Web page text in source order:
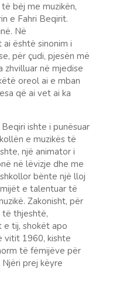
bëj me muzikën,
e Fahri Beqirit.
Në
është sinonim i
për çudi, pjesën më
zhvilluar në mjedise
oreol ai e mban
që ai vet ai ka
ishte i punësuar
e muzikës të
një animator i
në lëvizje dhe me
bënte një lloj
e talentuar të
Zakonisht, për
thjeshtë,
e tij, shokët apo
vitit 1960, kishte
të fëmijëve për
prej këyre